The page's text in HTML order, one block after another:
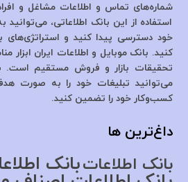
شماره‌های تماس و اطلاعات مشاغل و
استفاده از این بانک اطلاعاتی،
خود دسترسی پیدا کنید و استراتژی‌های
کنید. بانک موبایل و اطلاعات ایران ابزار
تحقیقات بازار و فروش مستقیم است.
می‌توانید تبلیغات خود را به صورت
کسب‌وکار خود را تضمین کنید.
داغ‌ترین ها
بانک اطلاعاتبانک